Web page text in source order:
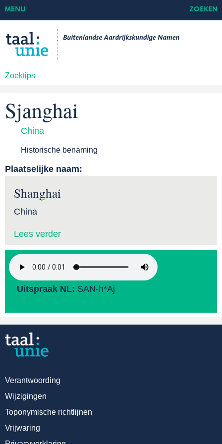
Zoektips
MENU ZOEKEN
Sjanghai
China
Historische benaming
Plaatselijke naam:
Shanghai
China
Lees verder
Uitspraak NL: SAN-h*Aj
Verantwoording
Wijzigingen
Toponymische richtlijnen
Vrijwaring